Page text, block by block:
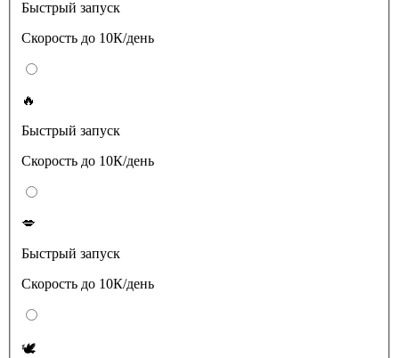
Быстрый запуск
Скорость до 10К/день
🔥
Быстрый запуск
Скорость до 10К/день
💋
Быстрый запуск
Скорость до 10К/день
🕊